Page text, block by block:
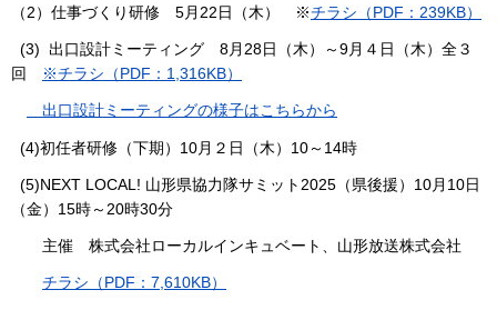
（2）仕事づくり研修 5月22日（木） ※チラシ（PDF：239KB）
(3) 出口設計ミーティング 8月28日（木）～9月４日（木）全３
回
※チラシ（PDF：1,316KB）
出口設計ミーティングの様子はこちらから
(4)初任者研修（下期）10月２日（木）10～14時
(5)NEXT LOCAL! 山形県協力隊サミット2025（県後援）10月10日
（金）15時～20時30分
主催 株式会社ローカルインキュベート、山形放送株式会社
チラシ（PDF：7,610KB）